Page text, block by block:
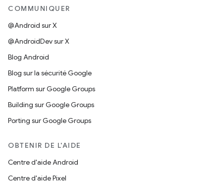
COMMUNIQUER
@Android sur X
@AndroidDev sur X
Blog Android
Blog sur la sécurité Google
Platform sur Google Groups
Building sur Google Groups
Porting sur Google Groups
OBTENIR DE L'AIDE
Centre d'aide Android
Centre d'aide Pixel